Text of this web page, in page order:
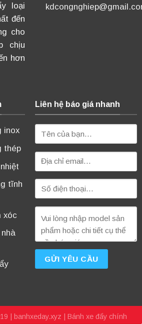
loại
đến
cho
chịu
hơn
inox
thép
tĩnh
xóc
Liên hệ báo giá nhanh
| banhxeday.xyz | Bánh xe đẩy chính